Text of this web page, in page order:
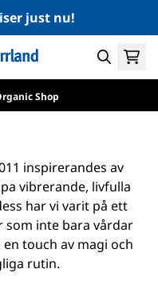
just nu!
Shop
inspirerandes av
vibrerande, livfulla
har vi varit på ett
inte bara vårdar
touch av magi och
rutin.